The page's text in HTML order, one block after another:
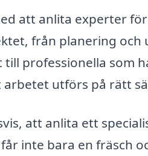
att anlita experter
från planering
till professionella som
arbetet utförs på rätt
att anlita ett
inte bara en fräsch